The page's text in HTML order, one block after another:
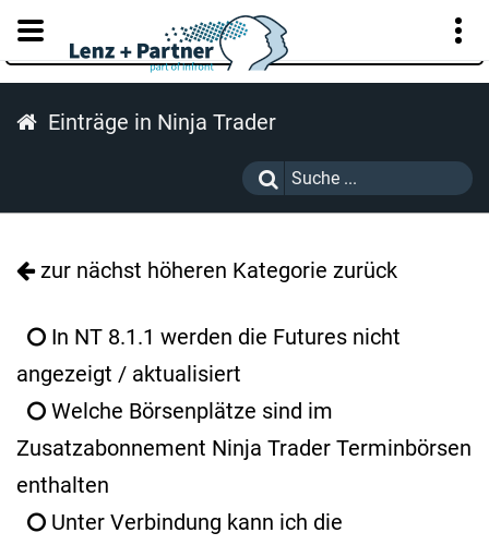
KUNDENPORTAL
Einträge in Ninja Trader
zur nächst höheren Kategorie zurück
In NT 8.1.1 werden die Futures nicht
angezeigt / aktualisiert
Welche Börsenplätze sind im
Zusatzabonnement Ninja Trader Terminbörsen
enthalten
Unter Verbindung kann ich die